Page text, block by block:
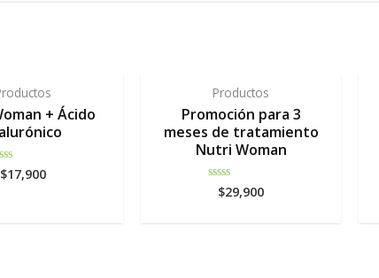
+ Ácido
$17,900
Productos
Promoción para 3
meses de tratamiento
Nutri Woman
Rated
$29,900